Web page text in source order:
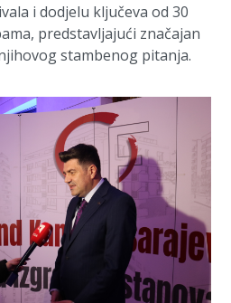
i dodjelu ključeva od 30
predstavljajući značajan
stambenog pitanja.